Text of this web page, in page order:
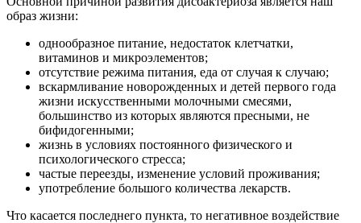
образ жизни:
однообразное питание, недостаток клетчатки,
витаминов и микроэлементов;
отсутствие режима питания, еда от случая к случаю;
вскармливание новорожденных и детей первого года
жизни искусственными молочными смесями,
большинство из которых являются пресными, не
бифидогенными;
жизнь в условиях постоянного физического и
психологического стресса;
частые переезды, изменение условий проживания;
употребление большого количества лекарств.
Что касается последнего пункта, то негативное воздействие